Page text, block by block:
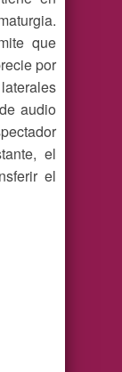
que
por
audio
el
el